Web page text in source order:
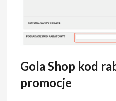
Gola Shop kod
promocje